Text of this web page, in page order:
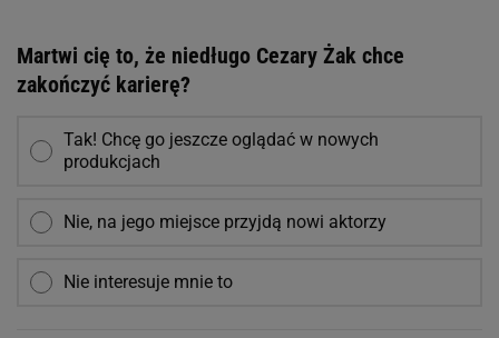
Martwi cię to, że niedługo Cezary Żak chce
zakończyć karierę?
Tak! Chcę go jeszcze oglądać w nowych
produkcjach
Nie, na jego miejsce przyjdą nowi aktorzy
Nie interesuje mnie to